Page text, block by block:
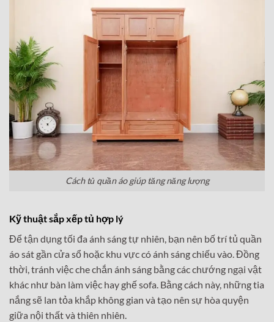
Cách tủ quần áo giúp tăng năng lượng
Kỹ thuật sắp xếp tủ hợp lý
Để tận dụng tối đa ánh sáng tự nhiên, bạn nên bố trí tủ quần
áo sát gần cửa sổ hoặc khu vực có ánh sáng chiếu vào. Đồng
thời, tránh việc che chắn ánh sáng bằng các chướng ngại vật
khác như bàn làm việc hay ghế sofa. Bằng cách này, những tia
nắng sẽ lan tỏa khắp không gian và tạo nên sự hòa quyện
giữa nội thất và thiên nhiên.